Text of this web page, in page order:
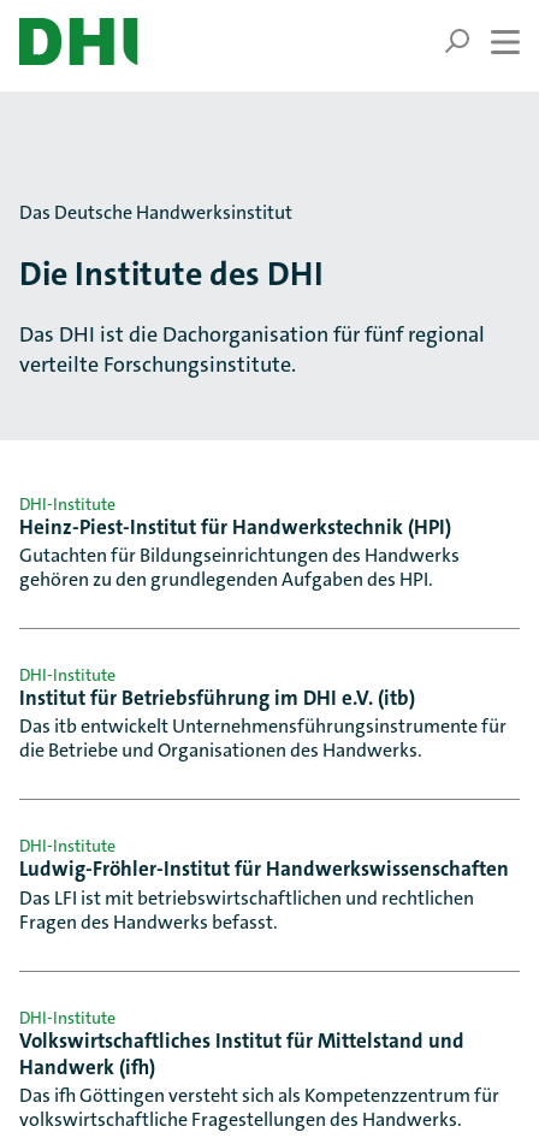
ZUM HAUPTINHALT SPRINGEN
ZUR SUCHE SPRINGEN
Sie befinden sich hier:
Das Deutsche Handwerksinstitut
Die Institute des DHI
Das DHI ist die Dachorganisation für fünf regional
verteilte Forschungsinstitute.
DHI-Institute
Heinz-Piest-Institut für Handwerkstechnik (HPI)
Gutachten für Bildungseinrichtungen des Handwerks
gehören zu den grundlegenden Aufgaben des HPI.
DHI-Institute
Institut für Betriebsführung im DHI e.V. (itb)
Das itb entwickelt Unternehmensführungsinstrumente für
die Betriebe und Organisationen des Handwerks.
DHI-Institute
Ludwig-Fröhler-Institut für Handwerkswissenschaften
Das LFI ist mit betriebswirtschaftlichen und rechtlichen
Fragen des Handwerks befasst.
DHI-Institute
Volkswirtschaftliches Institut für Mittelstand und
Handwerk (ifh)
Das ifh Göttingen versteht sich als Kompetenzzentrum für
volkswirtschaftliche Fragestellungen des Handwerks.